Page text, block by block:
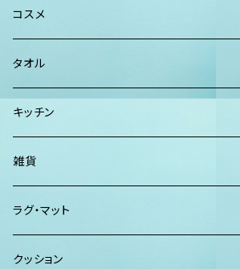
マルシェバッグ
ボストンバッグ
ショルダー
クラッチバッグ
マキシワンピ、スカート
Tシャツ ロンT
パンツ
Tシャツ ロンT
カジュアルシャツ
パンツ ショーツ 短パン
Foterra Jewelry
AHolic Handmade
vividy
コスメ
BLOSSOM
KULA HERBS
ISLAND BATH & BODY
Maui Mike's
TERRANOVA
タオル
スマーフ
ハンドタオル、ハンカチタオル
キッチン
California Surf Supply
スマーフ
雑貨
ディフューザー
ラグ・マット
クッション